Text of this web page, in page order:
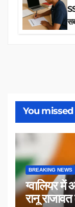
You missed
BREAKING NEWS
ग्वालियर में
रानू